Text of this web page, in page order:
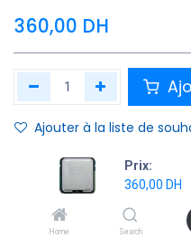
Prix:
360,00 DH
Home Search
360,00 DH
Ajouter à la liste de
Contactez Nous
Soyez averti lorsque le